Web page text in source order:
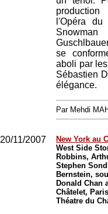
production
l'Opéra
se
aboli par
Sébastien
élégance.
Par Mehdi
20/11/2007
New York au
West Side
Robbins,
Stephen
Bernstein,
Donald Chan
Châtelet,
Théatre du